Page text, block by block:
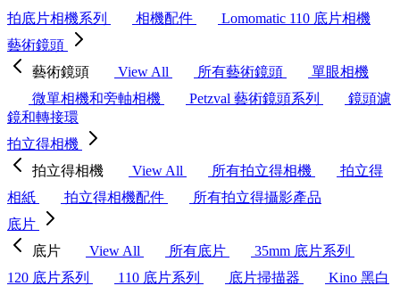
拍底片相機系列
相機配件
Lomomatic 110 底片相機
藝術鏡頭
藝術鏡頭
View All 所有藝術鏡頭
單眼相機
微單相機和旁軸相機
Petzval 藝術鏡頭系列
鏡頭濾
鏡和轉接環
拍立得相機
拍立得相機
View All 所有拍立得相機
拍立得
相紙
拍立得相機配件
所有拍立得攝影產品
底片
底片
View All 所有底片
35mm 底片系列
120 底片系列
110 底片系列 底片掃描器
Kino 黑白